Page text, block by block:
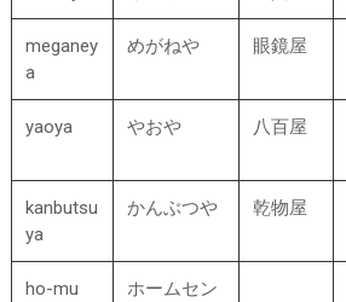
meganey
a
めがねや 眼鏡屋
yaoya やおや 八百屋
kanbutsu
ya
かんぶつや 乾物屋
ho-mu
ホームセン